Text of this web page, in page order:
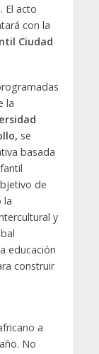
El acto
con la
Ciudad
la
, se
basada
de
la
y
educación
construir
a
No